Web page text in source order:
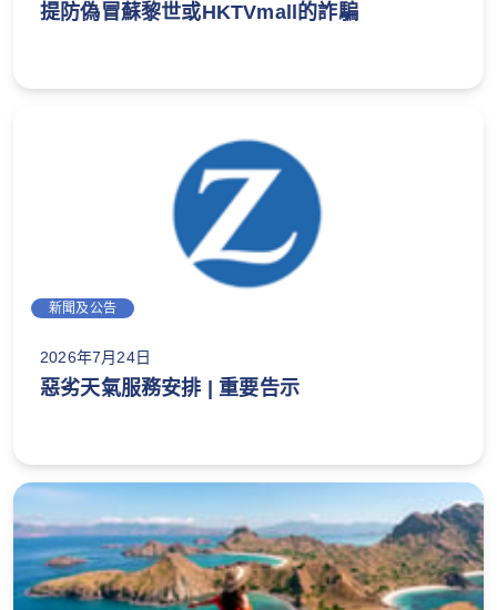
提防偽冒蘇黎世或HKTVmall的詐騙
新聞及公告
2026年7月24日
惡劣天氣服務安排 | 重要告示